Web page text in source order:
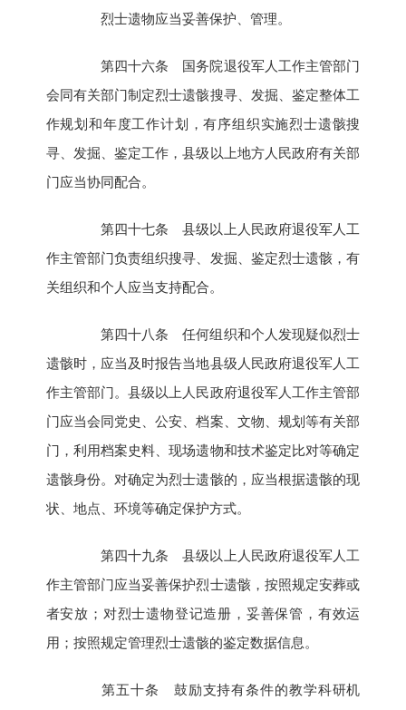
烈士遗物应当妥善保护、管理。
第四十六条 国务院退役军人工作主管部门
会同有关部门制定烈士遗骸搜寻、发掘、鉴定整体工
作规划和年度工作计划，有序组织实施烈士遗骸搜
寻、发掘、鉴定工作，县级以上地方人民政府有关部
门应当协同配合。
第四十七条 县级以上人民政府退役军人工
作主管部门负责组织搜寻、发掘、鉴定烈士遗骸，有
关组织和个人应当支持配合。
第四十八条 任何组织和个人发现疑似烈士
遗骸时，应当及时报告当地县级人民政府退役军人工
作主管部门。县级以上人民政府退役军人工作主管部
门应当会同党史、公安、档案、文物、规划等有关部
门，利用档案史料、现场遗物和技术鉴定比对等确定
遗骸身份。对确定为烈士遗骸的，应当根据遗骸的现
状、地点、环境等确定保护方式。
第四十九条 县级以上人民政府退役军人工
作主管部门应当妥善保护烈士遗骸，按照规定安葬或
者安放；对烈士遗物登记造册，妥善保管，有效运
用；按照规定管理烈士遗骸的鉴定数据信息。
第五十条 鼓励支持有条件的教学科研机